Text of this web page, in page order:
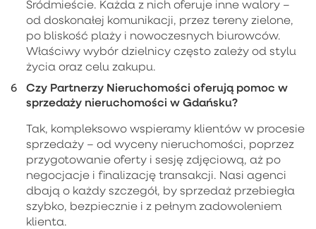
Śródmieście. Każda z nich oferuje inne walory –
od doskonałej komunikacji, przez tereny zielone,
po bliskość plaży i nowoczesnych biurowców.
Właściwy wybór dzielnicy często zależy od stylu
życia oraz celu zakupu.
Czy Partnerzy Nieruchomości oferują pomoc w
sprzedaży nieruchomości w Gdańsku?
Tak, kompleksowo wspieramy klientów w procesie
sprzedaży – od wyceny nieruchomości, poprzez
przygotowanie oferty i sesję zdjęciową, aż po
negocjacje i finalizację transakcji. Nasi agenci
dbają o każdy szczegół, by sprzedaż przebiegła
szybko, bezpiecznie i z pełnym zadowoleniem
klienta.